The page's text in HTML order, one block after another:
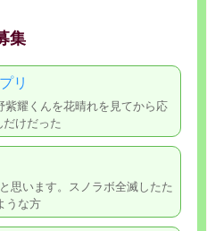
集
リ
紫耀くんを花晴れを見てから応
けだった
思います。スノラボ全滅したた
うな方